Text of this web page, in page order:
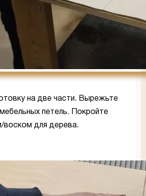
на две части. Вырежьте
мебельных петель. Покройте
воском для дерева.